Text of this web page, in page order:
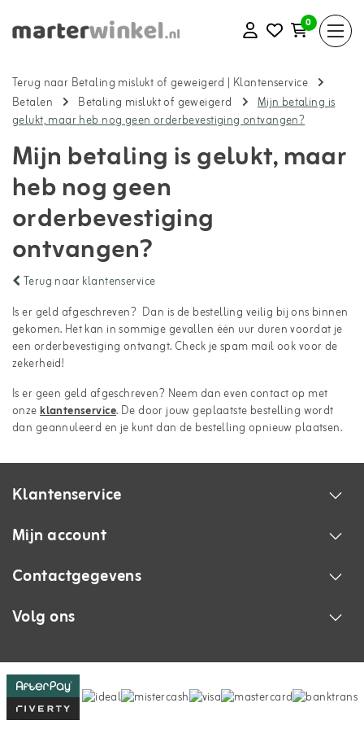
0
Terug naar Betaling mislukt of geweigerd | Klantenservice
Betalen
Betaling mislukt of geweigerd
Mijn betaling is
gelukt, maar heb nog geen orderbevestiging ontvangen?
Mijn betaling is gelukt, maar
heb nog geen
orderbevestiging
ontvangen?
Terug naar klantenservice
Is er geld afgeschreven? Dan is de bestelling veilig bij ons binnen
gekomen. Het kan in sommige gevallen één uur duren voordat je
een orderbevestiging ontvangt. Check je spam mail ook voor de
zekerheid!
Is er geen geld afgeschreven? Neem dan even contact op met
onzeklantenservice. De door jouw geplaatste bestelling wordt
dan geannuleerd en je kunt dan de bestelling opnieuw plaatsen.
Klantenservice
Mijn account
Contactgegevens
Volg ons